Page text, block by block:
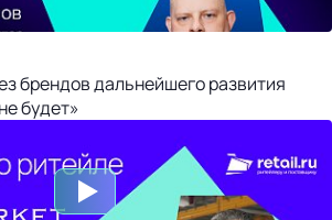
брендов дальнейшего развития
будет»